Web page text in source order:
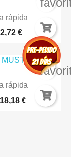
rápidaROJO
2,72 €
rápida
Basicos 02
18,18 €